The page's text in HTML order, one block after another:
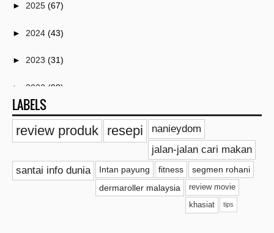
► 2025 (67)
► 2024 (43)
► 2023 (31)
► 2022 (98)
►2021(259)
►2020(18)
▼2019(20)
LABELS
review produk resepi
nanieydom
jalan-jalan cari makan
santai info dunia
Intan payung fitness
segmen rohani
dermaroller malaysia
review movie
khasiat tips